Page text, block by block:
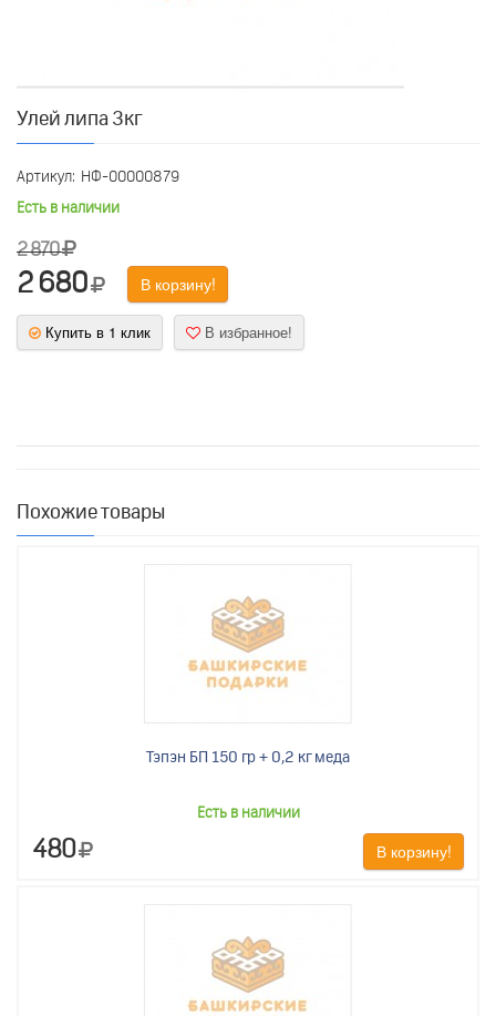
Улей липа 3кг
Артикул: НФ-00000879
Есть в наличии
2 870
2 680 В корзину!
Купить в 1 клик В избранное!
Похожие товары
Тэпэн БП 150 гр + 0,2 кг меда
Есть в наличии
480 В корзину!